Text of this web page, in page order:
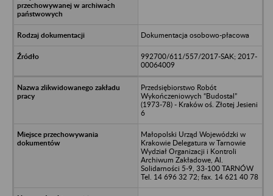
Dokumentacja osobowo-płacowa
992700/611/557/2017-SAK; 2017-
00064009
Przedsiębiorstwo Robót
Wykończeniowych “Budostal”
(1973-78) - Kraków oś. Złotej Jesieni
6
Małopolski Urząd Wojewódzki w
Krakowie Delegatura w Tarnowie
Wydział Organizacji i Kontroli
Archiwum Zakładowe, Al.
Solidarności 5-9, 33-100 TARNÓW
Tel. 14 696 32 72; fax. 14 621 40 78